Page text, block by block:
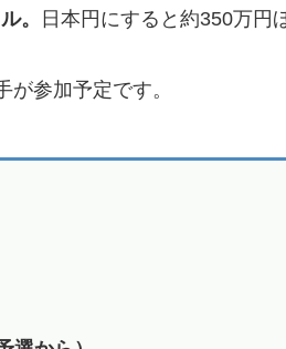
。 日本円にすると約350万円
参加予定です。